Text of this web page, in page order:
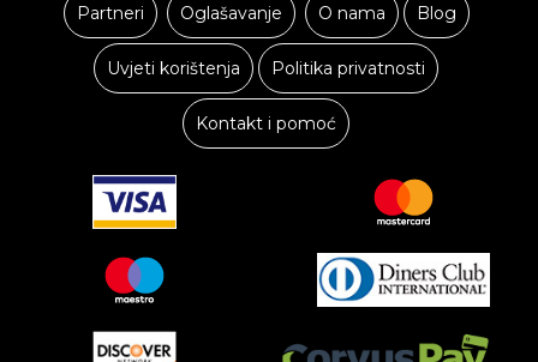
Partneri Oglašavanje O nama Blog
Uvjeti korištenja Politika privatnosti
Kontakt i pomoć